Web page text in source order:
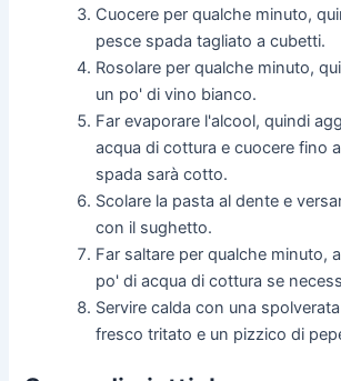
Cuocere per qualche minuto,
pesce spada tagliato a cubetti.
Rosolare per qualche minuto,
un po' di vino bianco.
Far evaporare l'alcool, quindi
acqua di cottura e cuocere fino
spada sarà cotto.
Scolare la pasta al dente e
con il sughetto.
Far saltare per qualche minuto,
po' di acqua di cottura se
Servire calda con una
fresco tritato e un pizzico di